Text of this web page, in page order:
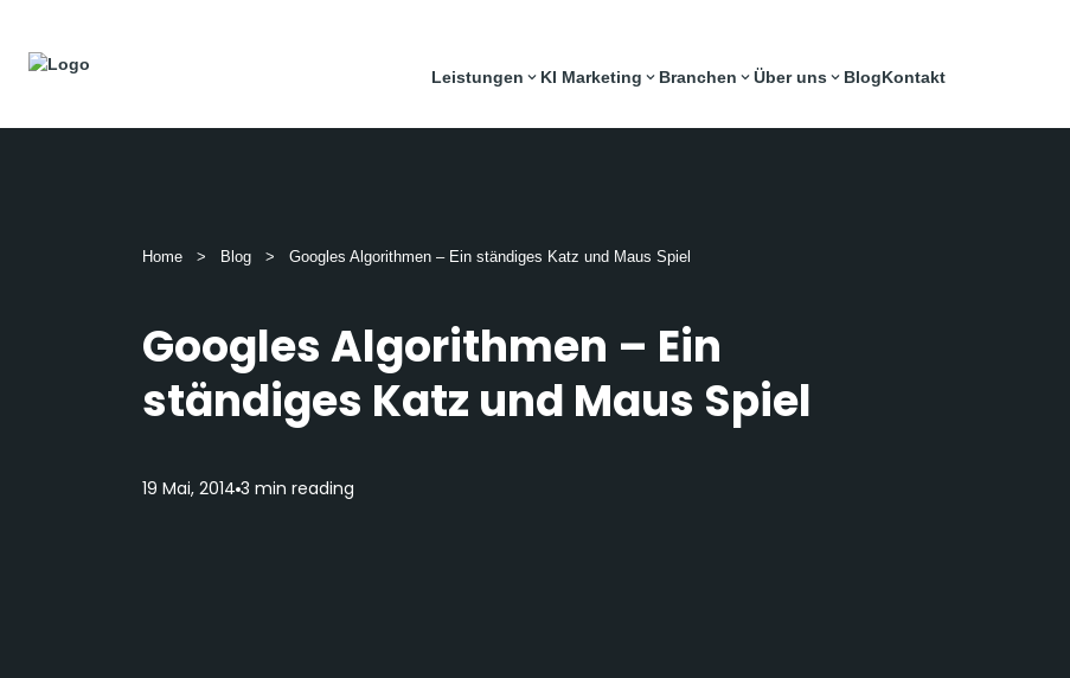
Leistungen KI Marketing Branchen Über uns BlogKontakt
Home > Blog > Googles Algorithmen – Ein ständiges Katz und Maus Spiel
Googles Algorithmen – Ein
ständiges Katz und Maus Spiel
19 Mai, 2014 3 min reading